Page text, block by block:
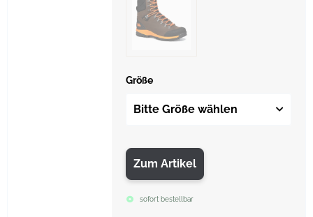
Größe
Bitte Größe wählen
Zum Artikel
sofort bestellbar